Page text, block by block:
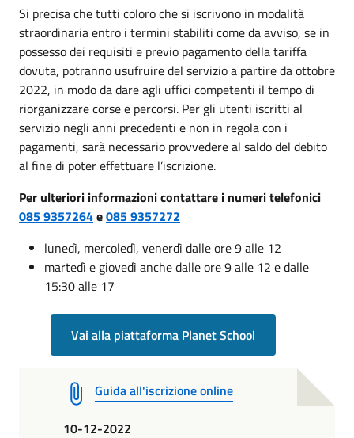
Si precisa che tutti coloro che si iscrivono in modalità
straordinaria entro i termini stabiliti come da avviso, se in
possesso dei requisiti e previo pagamento della tariffa
dovuta, potranno usufruire del servizio a partire da ottobre
2022, in modo da dare agli uffici competenti il tempo di
riorganizzare corse e percorsi. Per gli utenti iscritti al
servizio negli anni precedenti e non in regola con i
pagamenti, sarà necessario provvedere al saldo del debito
al fine di poter effettuare l’iscrizione.
Per ulteriori informazioni contattare i numeri telefonici
085 9357264e085 9357272
lunedì, mercoledì, venerdì dalle ore 9 alle 12
martedì e giovedì anche dalle ore 9 alle 12 e dalle
15:30 alle 17
Vai alla piattaforma Planet School
Guida all'iscrizione online
10-12-2022